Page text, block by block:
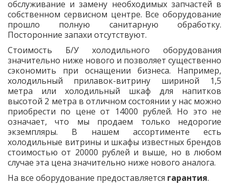
обслуживание и замену необходимых запчастей в
собственном сервисном центре. Все оборудование
прошло полную санитарную обработку.
Посторонние запахи отсутствуют.
Стоимость Б/У холодильного оборудования
значительно ниже нового и позволяет существенно
сэкономить при оснащении бизнеса. Например,
холодильный прилавок-витрину шириной 1,5
метра или холодильный шкаф для напитков
высотой 2 метра в отличном состоянии у нас можно
приобрести по цене от 14000 рублей. Но это не
означает, что мы продаем только недорогие
экземпляры. В нашем ассортименте есть
холодильные витрины и шкафы известных брендов
стоимостью от 20000 рублей и выше, но в любом
случае эта цена значительно ниже нового аналога.
На все оборудование предоставляется гарантия.